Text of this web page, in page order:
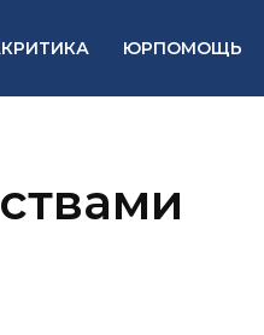
ЮРПОМОЩЬ